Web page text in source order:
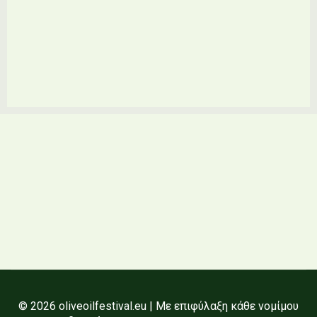
© 2026 oliveoilfestival.eu | Με επιφύλαξη κάθε νομίμου